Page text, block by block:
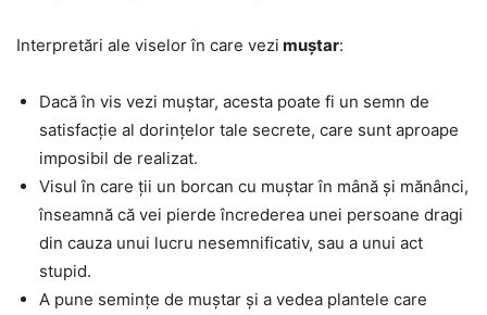
Interpretări ale viselor în care vezi muștar:
Dacă în vis vezi muștar, acesta poate fi un semn de
satisfacție al dorințelor tale secrete, care sunt aproape
imposibil de realizat.
Visul în care ții un borcan cu muștar în mână și mănânci,
înseamnă că vei pierde încrederea unei persoane dragi
din cauza unui lucru nesemnificativ, sau a unui act
stupid.
A pune semințe de muștar și a vedea plantele care